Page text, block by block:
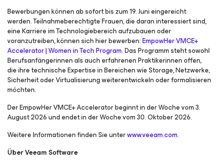
Bewerbungen können ab sofort bis zum 19. Juni eingereicht
werden. Teilnahmeberechtigte Frauen, die daran interessiert sind,
eine Karriere im Technologiebereich aufzubauen oder
voranzutreiben, können sich hier bewerben:EmpowHer VMCE+
Accelerator | Women in Tech Program. Das Programm steht sowohl
Berufsanfängerinnen als auch erfahrenen Praktikerinnen offen,
die ihre technische Expertise in Bereichen wie Storage, Netzwerke,
Sicherheit oder Virtualisierung weiterentwickeln oder formalisieren
möchten.
Der EmpowHer VMCE+ Accelerator beginnt in der Woche vom 3.
August 2026 und endet in der Woche vom 30. Oktober 2026.
Weitere Informationen finden Sie unterwww.veeam.com.
Über Veeam Software